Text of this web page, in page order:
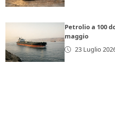
Petrolio a 100
maggio
23 Luglio